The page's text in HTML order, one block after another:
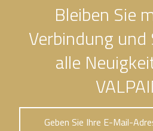
Bleiben Sie
Verbindung
alle